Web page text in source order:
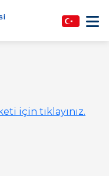
için tıklayınız.